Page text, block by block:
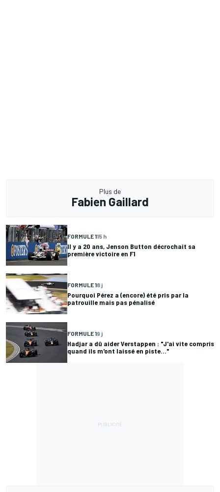
Plus de
Fabien Gaillard
FORMULE 115 h
Il y a 20 ans, Jenson Button décrochait sa
première victoire en F1
FORMULE 18 j
Pourquoi Pérez a (encore) été pris par la
patrouille mais pas pénalisé
FORMULE 19 j
Hadjar a dû aider Verstappen : "J'ai vite compris
quand ils m'ont laissé en piste..."